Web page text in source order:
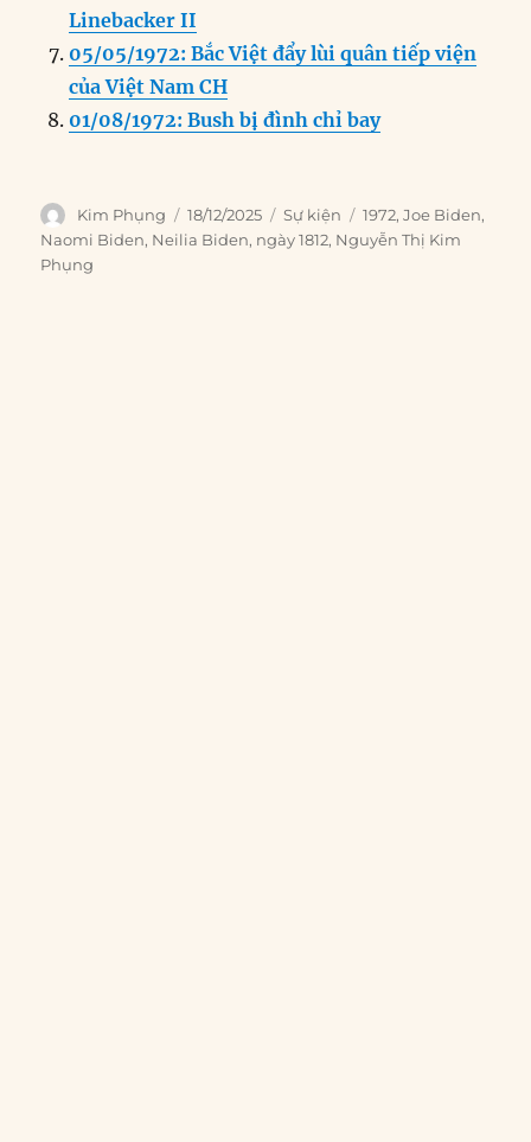
Linebacker II
05/05/1972: Bắc Việt đẩy lùi quân tiếp viện
của Việt Nam CH
01/08/1972: Bush bị đình chỉ bay
Author
Kim Phụng
Posted
on
18/12/2025 Categories
Sự kiện Tags
1972,Joe Biden,
Naomi Biden, Neilia Biden, ngày 1812, Nguyễn Thị Kim
Phụng